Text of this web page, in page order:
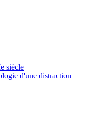
siècle
d'une distraction